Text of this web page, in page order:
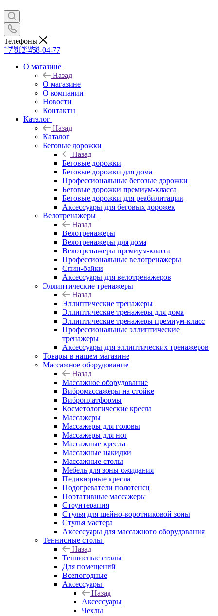
+7 812-458-04-77
Телефоны
+7 812-458-04-77
О магазине
Назад
О магазине
О компании
Новости
Контакты
Каталог
Назад
Каталог
Беговые дорожки
Назад
Беговые дорожки
Беговые дорожки для дома
Профессиональные беговые дорожки
Беговые дорожки премиум-класса
Беговые дорожки для реабилитации
Аксессуары для беговых дорожек
Велотренажеры
Назад
Велотренажеры
Велотренажеры для дома
Велотренажеры премиум-класса
Профессиональные велотренажеры
Спин-байки
Аксессуары для велотренажеров
Эллиптические тренажеры
Назад
Эллиптические тренажеры
Эллиптические тренажеры для дома
Эллиптические тренажеры премиум-класс
Профессиональные эллиптические
тренажеры
Аксессуары для эллиптических тренажеров
Товары в нашем магазине
Массажное оборудование
Назад
Массажное оборудование
Вибромассажёры на стойке
Виброплатформы
Косметологические кресла
Массажеры
Массажеры для головы
Массажеры для ног
Массажные кресла
Массажные накидки
Массажные столы
Мебель для зоны ожидания
Педикюрные кресла
Подогреватели полотенец
Портативные массажеры
Стоунтерапия
Стулья для шейно-воротниковой зоны
Стулья мастера
Аксессуары для массажного оборудования
Теннисные столы
Назад
Теннисные столы
Для помещений
Всепогодные
Аксессуары
Назад
Аксессуары
Чехлы